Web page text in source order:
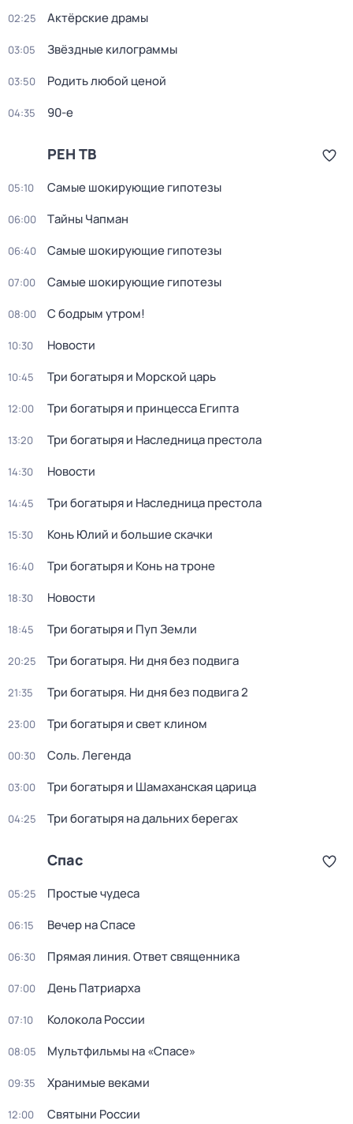
02:25 Актёрские драмы
03:05 Звёздные килограммы
03:50 Родить любой ценой
04:35 90-е
РЕН ТВ
05:10 Самые шoкиpующие гипотезы
06:00 Тaйны Чапман
06:40 Самые шoкиpующие гипотезы
07:00 Самые шoкиpующие гипотезы
08:00 С бодрым утром!
10:30 Новости
10:45 Три богатыря и Морской царь
12:00 Три богатыря и принцесса Египта
13:20 Три богатыря и Наследница престола
14:30 Новости
14:45 Три богатыря и Наследница престола
15:30 Конь Юлий и большие скачки
16:40 Три богатыря и Конь на троне
18:30 Новости
18:45 Три богатыpя и Пyп Земли
20:25 Три богатыря. Ни дня без подвига
21:35 Три богатыря. Ни дня без подвига 2
23:00 Три богaтыpя и свет клином
00:30 Соль. Легенда
03:00 Три богатыря и Шамаханская царица
04:25 Три богатыря на дальних берегах
Спас
05:25 Простые чудеса
06:15 Вечер на Спасе
06:30 Прямая линия. Ответ священника
07:00 День Патриарха
07:10 Колокола России
08:05 Мультфильмы на «Спасе»
09:35 Хранимые веками
12:00 Святыни России